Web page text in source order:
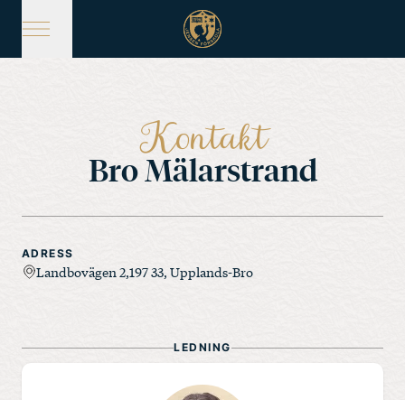
huvudinnehåll
Kontakt
Bro Mälarstrand
ADRESS
Landbovägen 2,197 33, Upplands-Bro
LEDNING